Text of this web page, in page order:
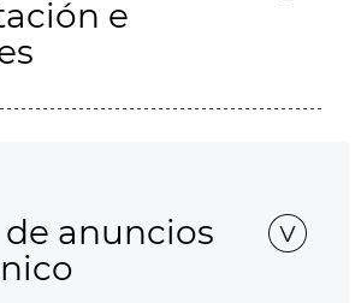
e
anuncios